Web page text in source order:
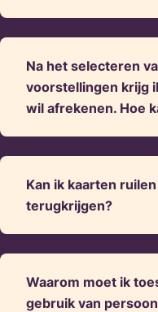
Na het selecteren
voorstellingen krijg
wil afrekenen. Hoe
Kan ik kaarten
terugkrijgen?
Waarom moet ik
gebruik van